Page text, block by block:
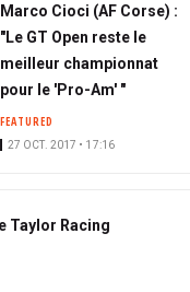
Marco Cioci (AF Corse) :
"Le GT Open reste le
meilleur championnat
pour le 'Pro-Am' "
FEATURED
27 OCT. 2017 • 17:16
Taylor Racing